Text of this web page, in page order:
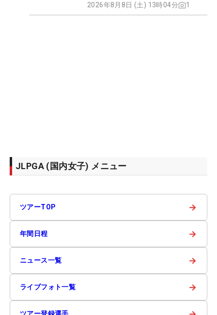
2026年8月8日 (土) 13時04分 1
JLPGA (国内女子) メニュー
ツアーTOP →
年間日程 →
ニュース一覧 →
ライブフォト一覧 →